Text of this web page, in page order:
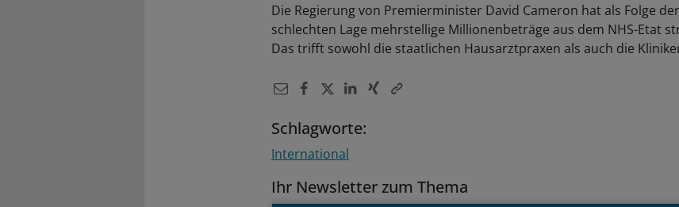
Die Regierung von Premierminister David Cameron hat als Folge
schlechten Lage mehrstellige Millionenbeträge aus dem NHS-Etat
Das trifft sowohl die staatlichen Hausarztpraxen als auch die
Schlagworte:
International
Ihr Newsletter zum Thema